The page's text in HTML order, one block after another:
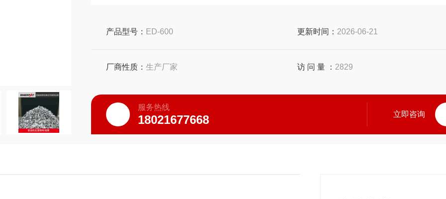
产品型号： ED-600 更新时间： 2026-06-21
厂商性质： 生产厂家 访 问 量 ： 2829
服务热线
18021677668 立即咨询